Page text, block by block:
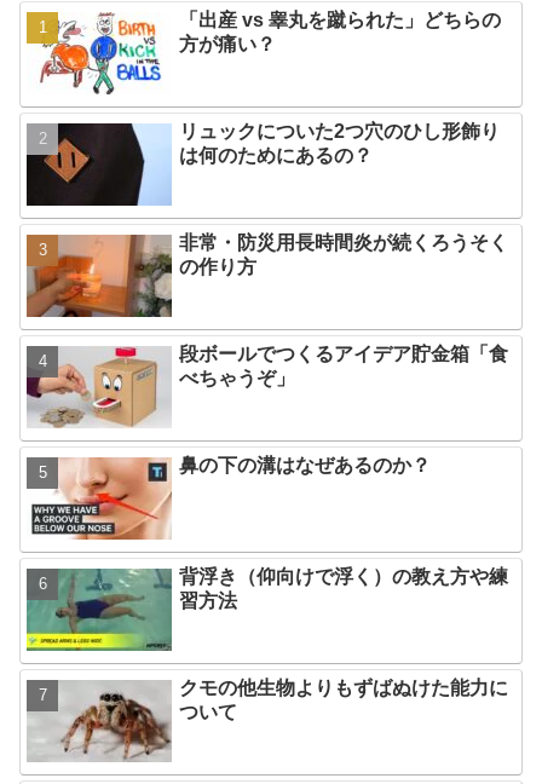
「出産 vs 睾丸を蹴られた」どちらの
方が痛い？
リュックについた2つ穴のひし形飾り
は何のためにあるの？
非常・防災用長時間炎が続くろうそく
の作り方
段ボールでつくるアイデア貯金箱「食
べちゃうぞ」
鼻の下の溝はなぜあるのか？
背浮き（仰向けで浮く）の教え方や練
習方法
クモの他生物よりもずばぬけた能力に
ついて